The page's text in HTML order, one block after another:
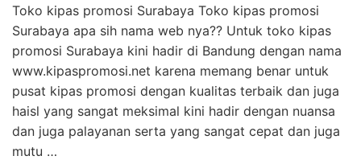
Toko kipas promosi Surabaya Toko kipas promosi
Surabaya apa sih nama web nya?? Untuk toko kipas
promosi Surabaya kini hadir di Bandung dengan nama
www.kipaspromosi.net karena memang benar untuk
pusat kipas promosi dengan kualitas terbaik dan juga
haisl yang sangat meksimal kini hadir dengan nuansa
dan juga palayanan serta yang sangat cepat dan juga
mutu …